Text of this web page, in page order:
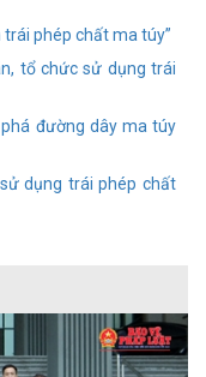
phép chất ma túy”
tổ chức sử dụng trái
đường dây ma túy
dụng trái phép chất